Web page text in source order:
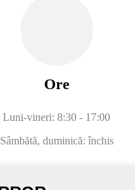
Ore
Luni-vineri: 8:30 - 17:00
Sâmbătă, duminică: închis